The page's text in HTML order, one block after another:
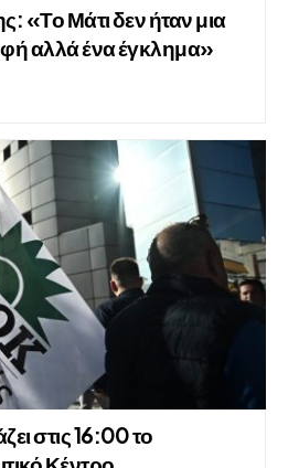
«Το Μάτι δεν ήταν μια
αλλά ένα έγκλημα»
στις 16:00 το